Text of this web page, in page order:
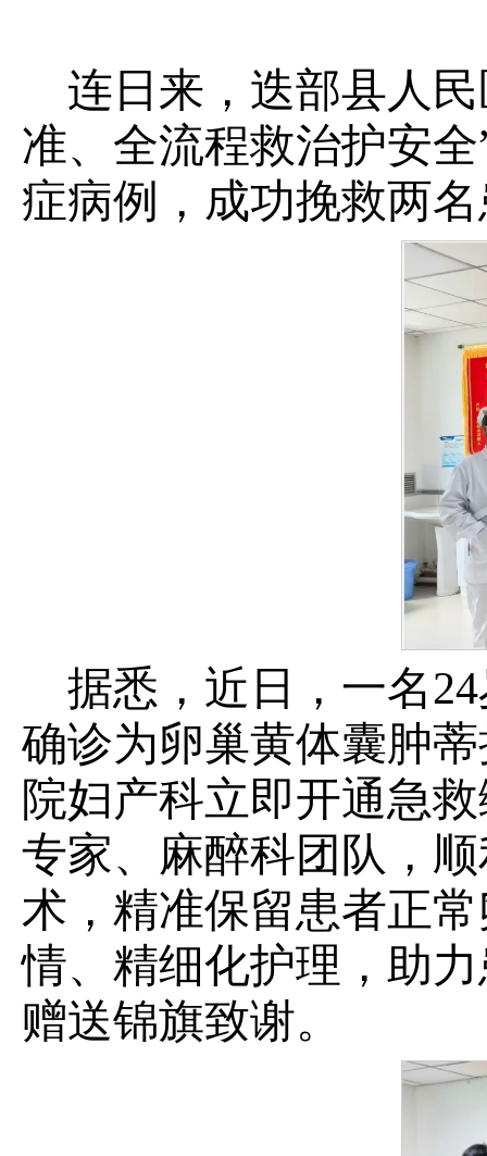
连日来，迭部县人
准、全流程救治护安
症病例，成功挽救两
据悉，近日，一名
确诊为卵巢黄体囊肿
院妇产科立即开通急
专家、麻醉科团队，
术，精准保留患者正
情、精细化护理，助
赠送锦旗致谢。